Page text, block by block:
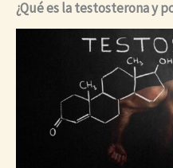
¿Qué es la testosterona y